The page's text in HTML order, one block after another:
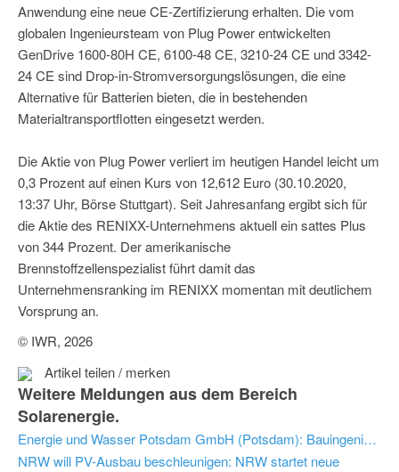
Anwendung eine neue CE-Zertifizierung erhalten. Die vom
globalen Ingenieursteam von Plug Power entwickelten
GenDrive 1600-80H CE, 6100-48 CE, 3210-24 CE und 3342-
24 CE sind Drop-in-Stromversorgungslösungen, die eine
Alternative für Batterien bieten, die in bestehenden
Materialtransportflotten eingesetzt werden.
Die Aktie von Plug Power verliert im heutigen Handel leicht um
0,3 Prozent auf einen Kurs von 12,612 Euro (30.10.2020,
13:37 Uhr, Börse Stuttgart). Seit Jahresanfang ergibt sich für
die Aktie des RENIXX-Unternehmens aktuell ein sattes Plus
von 344 Prozent. Der amerikanische
Brennstoffzellenspezialist führt damit das
Unternehmensranking im RENIXX momentan mit deutlichem
Vorsprung an.
© IWR, 2026
Artikel teilen / merken
Weitere Meldungen aus dem Bereich
Solarenergie.
Energie und Wasser Potsdam GmbH (Potsdam): Bauingenieur / Wirtschaftsingenieur Baumanagement (m/w/div)
NRW will PV-Ausbau beschleunigen: NRW startet neue